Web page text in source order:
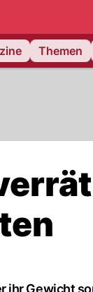
Themen
ihr Gewicht